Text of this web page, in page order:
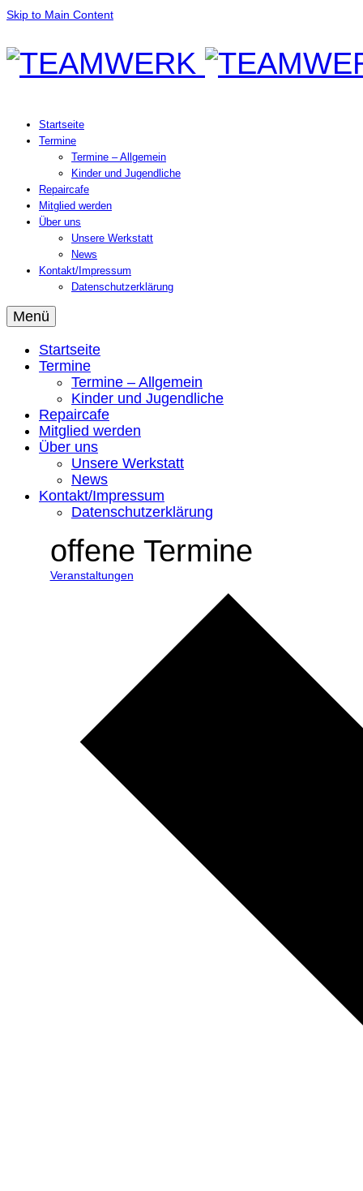
Skip to Main Content
Startseite
Termine
Termine – Allgemein
Kinder und Jugendliche
Repaircafe
Mitglied werden
Über uns
Unsere Werkstatt
News
Kontakt/Impressum
Datenschutzerklärung
Menü
Startseite
Termine
Termine – Allgemein
Kinder und Jugendliche
Repaircafe
Mitglied werden
Über uns
Unsere Werkstatt
News
Kontakt/Impressum
Datenschutzerklärung
offene Termine
Veranstaltungen